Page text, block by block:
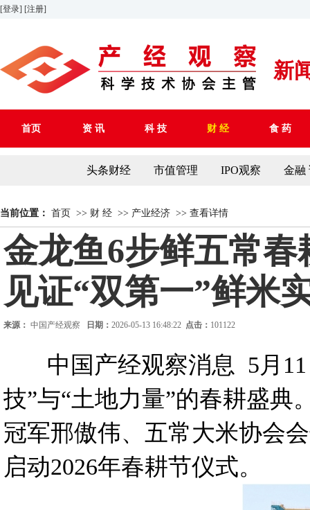
[登录] [注册]
新
首页 资 讯 科 技 财 经 食 药
头条财经 市值管理 IPO观察 金融
当前位置： 首页 >> 财 经 >> 产业经济 >> 查看详情
金龙鱼6步鲜五常
见证“双第一”鲜米
来源： 中国产经观察 日期： 2026-05-13 16:48:22 点击： 101122
中国产经观察消息 5月
技”与“土地力量”的春耕盛典
冠军邢傲伟、五常大米协会
启动2026年春耕节仪式。